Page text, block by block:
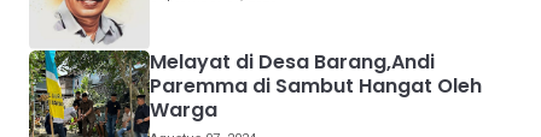
Melayat di Desa Barang,Andi
Paremma di Sambut Hangat Oleh
Warga